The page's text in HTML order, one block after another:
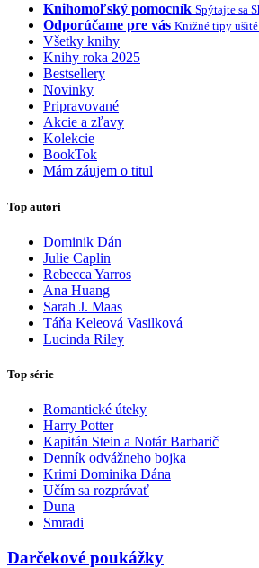
Knihomoľský pomocník Spýtajte sa
Odporúčame pre vás Knižné tipy
Všetky knihy
Knihy roka 2025
Bestsellery
Novinky
Pripravované
Akcie a zľavy
Kolekcie
BookTok
Mám záujem o titul
Top autori
Dominik Dán
Julie Caplin
Rebecca Yarros
Ana Huang
Sarah J. Maas
Táňa Keleová Vasilková
Lucinda Riley
Top série
Romantické úteky
Harry Potter
Kapitán Stein a Notár Barbarič
Denník odvážneho bojka
Krimi Dominika Dána
Učím sa rozprávať
Duna
Smradi
Darčekové poukážky